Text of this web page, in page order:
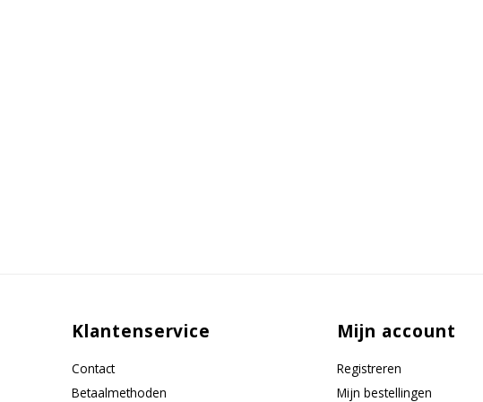
Klantenservice
Contact
Betaalmethoden
Mijn account
Registreren
Mijn bestellingen